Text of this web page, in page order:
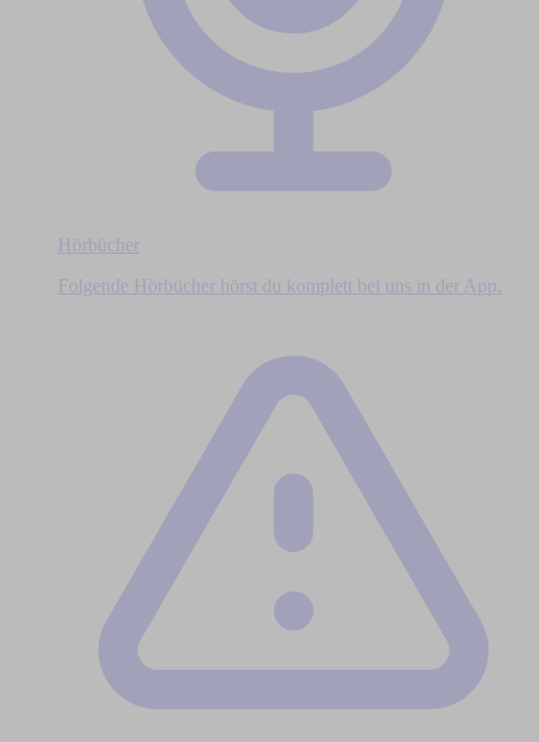
Hörbücher
Folgende Hörbücher hörst du komplett bei uns in der App.